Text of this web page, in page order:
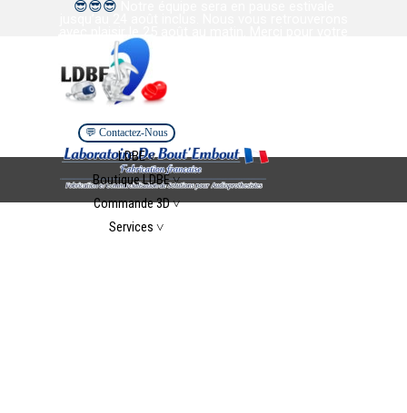
Aller au contenu
😎😎😎
confiance et votre collaboration. Bel été à tous.
💬 Contactez-Nous
Sauter le menu
LDBE ˅
▼
Boutique LDBE ˅
▼
Commande 3D ˅
▼
Services ˅